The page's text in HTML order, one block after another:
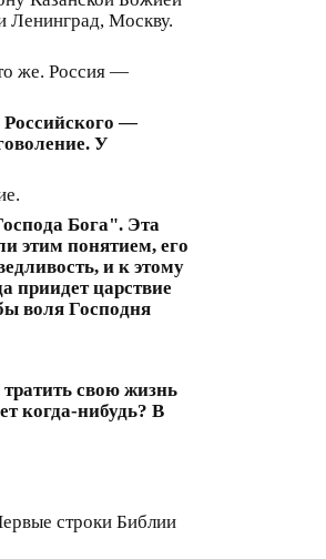
Ленинград, Москву.
же. Россия —
—
У
Бога". Эта
этим понятием, его
и к этому
приидет царствие
воля Господня
свою жизнь
когда-нибудь? В
строки Библии